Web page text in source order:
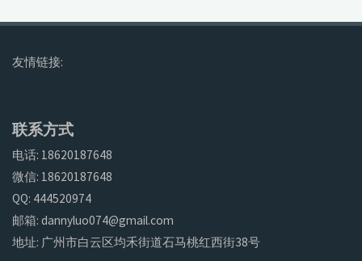
友情链接:
联系方式
电话: 18620187648
微信: 18620187648
QQ: 444520974
邮箱: dannyluo074@gmail.com
地址: 广州市白云区均禾街道石马桃红西街38号